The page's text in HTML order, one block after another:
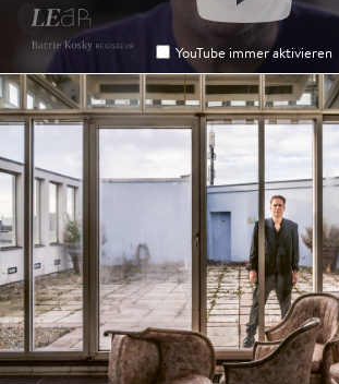
YouTube immer aktivieren
YouTube immer aktivieren